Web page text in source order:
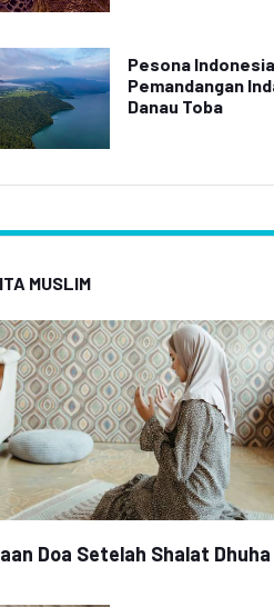
Mobil
Viral di
Video
Aksi Drifting
di Jalan
Pesona
Pemandangan
Danau Toba
MUSLIM
Doa Setelah Shalat Dhuha